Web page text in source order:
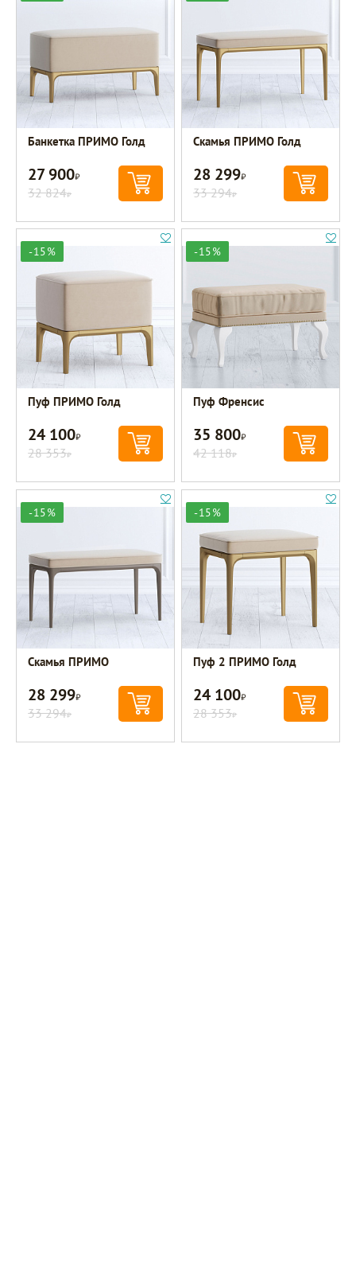
Банкетка ПРИМО Голд
27 900Р
32 824Р
Скамья ПРИМО Голд
28 299Р
33 294Р
-15%
Пуф ПРИМО Голд
24 100Р
28 353Р
-15%
Пуф Френсис
35 800Р
42 118Р
-15%
Скамья ПРИМО
28 299Р
33 294Р
-15%
Пуф 2 ПРИМО Голд
24 100Р
28 353Р